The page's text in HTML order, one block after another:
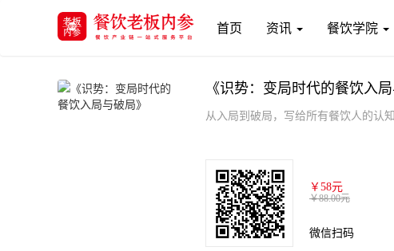
首页 (current)
资讯 餐饮学院
《识势：变局时代的餐饮入局
从入局到破局，写给所有餐饮人的认知
￥58元
￥88.00元
微信扫码